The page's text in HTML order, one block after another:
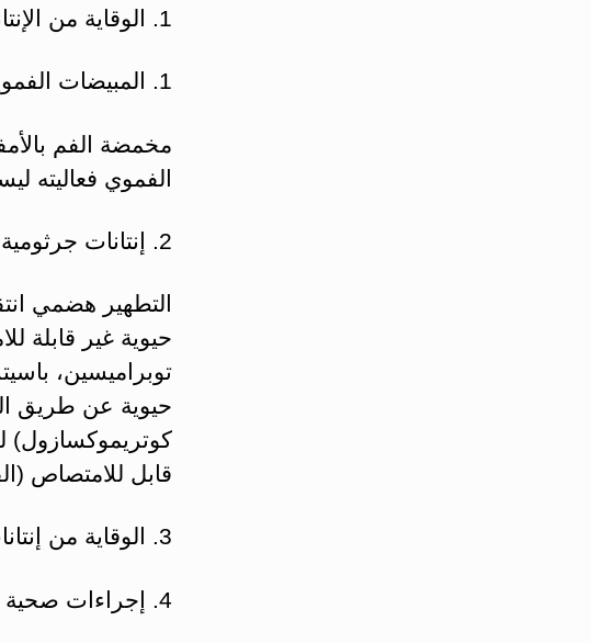
1. الوقاية من الإنتانات
1. المبيضات الفموية:
الفموي فعاليته
2. إنتانات جرثومية من أصل هضمي:
التطهير هضمي
حيوية غير قابلة
توبراميسين،
حيوية عن طريق
كوتريموكسازول)
قابل للامتصاص
3. الوقاية من إنتانات القثاطر
4. إجراءات صحية عامة: